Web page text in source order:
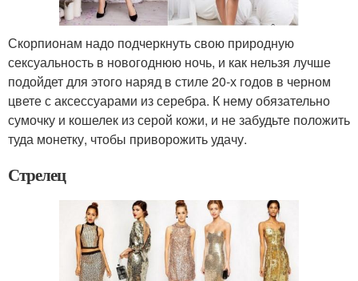
Скорпионам надо подчеркнуть свою природную
сексуальность в новогоднюю ночь, и как нельзя лучше
подойдет для этого наряд в стиле 20-х годов в черном
цвете с аксессуарами из серебра. К нему обязательно
сумочку и кошелек из серой кожи, и не забудьте положить
туда монетку, чтобы приворожить удачу.
Стрелец